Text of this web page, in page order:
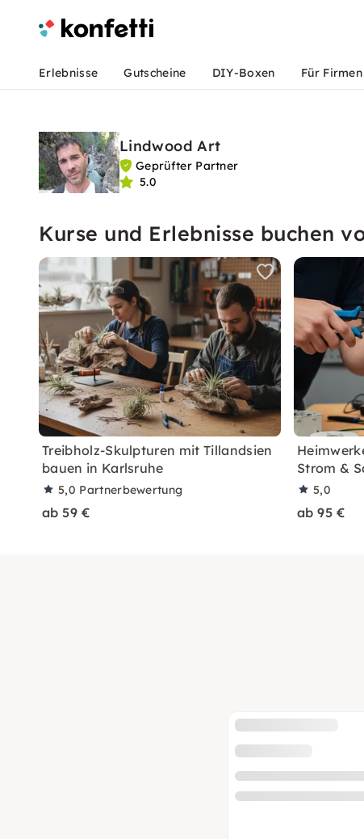
Erlebnisse Gutscheine DIY-Boxen Für Firmen
Lindwood Art
Geprüfter Partner
5.0
Kurse und Erlebnisse buchen
Treibholz-Skulpturen mit Tillandsien
bauen in Karlsruhe
5,0 Partnerbewertung
ab 59 €
Strom &
5,0
ab 95 €